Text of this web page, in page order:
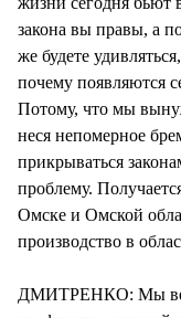
закона вы правы, а
же будете
почему появляются
Потому, что мы
неся непомерное
прикрываться
проблему.
Омске и Омской
производство в
ДМИТРЕНКО: Мы